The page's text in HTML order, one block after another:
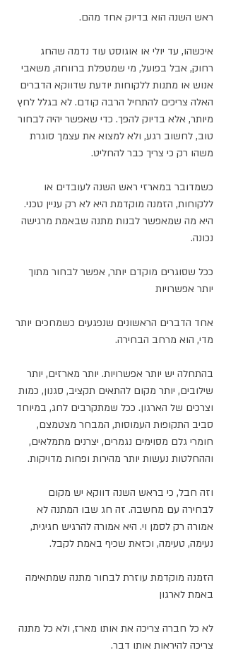
ראש השנה הוא בדיוק אחד מהם.
איכשהו, עד יולי או אוגוסט עוד נדמה שהחג
רחוק, אבל בפועל, מי שמטפלת ברווחה, משאבי
אנוש או מתנות ללקוחות יודעת שדווקא הדברים
האלה צריכים להתחיל הרבה קודם. לא בגלל לחץ
מיותר, אלא בדיוק להפך. כדי שאפשר יהיה לבחור
טוב, לחשוב רגע, ולא למצוא את עצמך סוגרת
משהו רק כי צריך כבר להחליט.
כשמדובר במארזי ראש השנה לעובדים או
ללקוחות, הזמנה מוקדמת היא לא רק עניין טכני.
היא מה שמאפשר לבנות מתנה שבאמת מרגישה
נכונה.
ככל שסוגרים מוקדם יותר, אפשר לבחור מתוך
יותר אפשרויות
אחד הדברים הראשונים שנפגעים כשמחכים יותר
מדי, הוא מרחב הבחירה.
בהתחלה יש יותר אפשרויות. יותר מארזים, יותר
שילובים, יותר מקום להתאים תקציב, סגנון, כמות
וצרכים של הארגון. ככל שמתקרבים לחג, במיוחד
סביב התקופות העמוסות, המבחר מצטמצם,
חומרי גלם מסוימים נגמרים, יצרנים מתמלאים,
וההחלטות נעשות יותר מהירות ופחות מדויקות.
וזה חבל, כי בראש השנה דווקא יש מקום
לבחירה עם מחשבה. זה חג שבו המתנה לא
אמורה רק לסמן וי. היא אמורה להרגיש חגיגית,
נעימה, טעימה, וכזאת שכיף באמת לקבל.
הזמנה מוקדמת עוזרת לבחור מתנה שמתאימה
באמת לארגון
לא כל חברה צריכה את אותו מארז, ולא כל מתנה
צריכה להיראות אותו דבר.